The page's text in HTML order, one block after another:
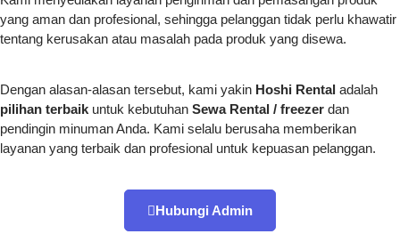
yang aman dan profesional, sehingga pelanggan tidak perlu khawatir
tentang kerusakan atau masalah pada produk yang disewa.
Dengan alasan-alasan tersebut, kami yakin Hoshi Rental adalah
pilihan terbaik untuk kebutuhan Sewa Rental / freezer dan
pendingin minuman Anda. Kami selalu berusaha memberikan
layanan yang terbaik dan profesional untuk kepuasan pelanggan.
Hubungi Admin